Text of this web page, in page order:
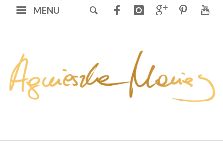
MENU